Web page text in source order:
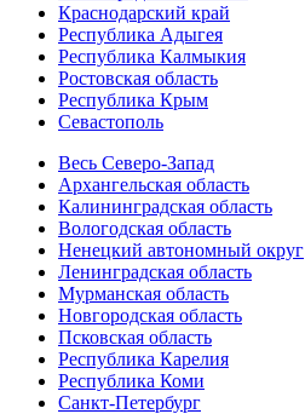
Краснодарский край
Республика Адыгея
Республика Калмыкия
Ростовская область
Республика Крым
Севастополь
Весь Северо-Запад
Архангельская область
Калининградская область
Вологодская область
Ненецкий автономный округ
Ленинградская область
Мурманская область
Новгородская область
Псковская область
Республика Карелия
Республика Коми
Санкт-Петербург